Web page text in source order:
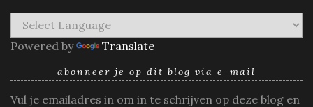
Powered by Translate
abonneer je op dit blog via e-mail
Vul je emailadres in om in te schrijven op deze blog en